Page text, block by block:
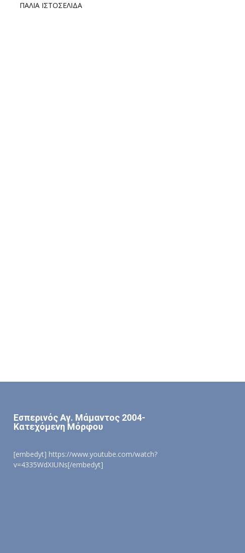
ΠΑΛΙΑ ΙΣΤΟΣΕΛΙΔΑ
Εσπερινός Αγ. Μάμαντος 2004-
Κατεχόμενη Μόρφου
[embedyt] https://www.youtube.com/watch?
v=4335WdXIUNs[/embedyt]